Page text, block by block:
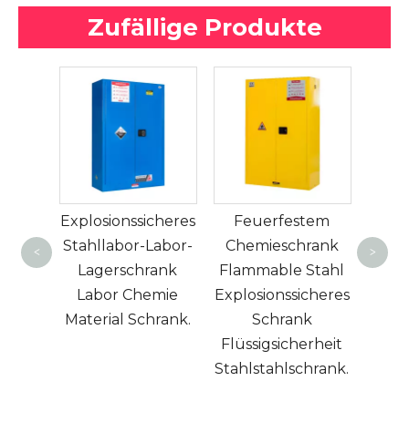
Zufällige Produkte
Explosionssicheres
Stahllabor-Labor-
Lagerschrank
Labor Chemie
Material Schrank.
Feuerfestem
Chemieschrank
Flammable Stahl
Explosionssicheres
Schrank
Flüssigsicherheit
Stahlstahlschrank.
< >